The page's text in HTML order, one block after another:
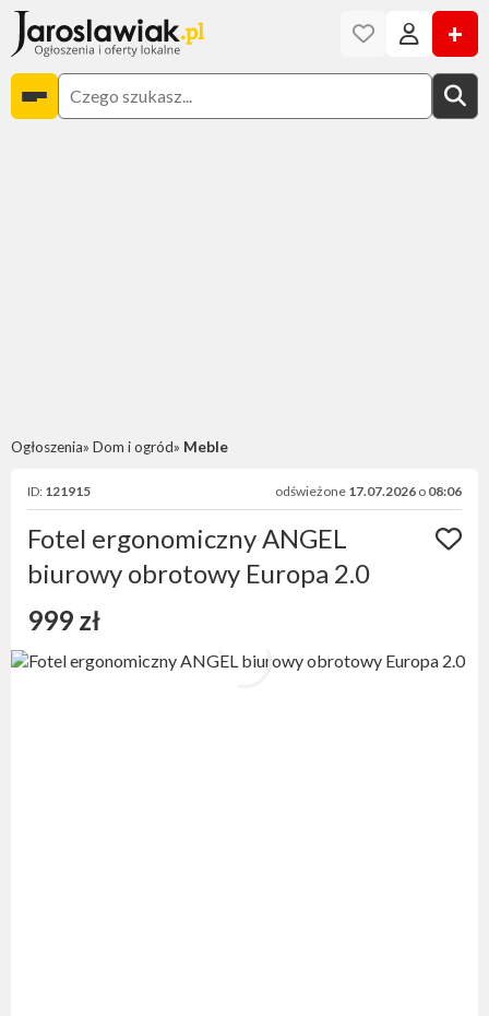
+
Ogłoszenia Dom i ogród Meble
ID: 121915 odświeżone 17.07.2026 o 08:06
Fotel ergonomiczny ANGEL
biurowy obrotowy Europa 2.0
999 zł